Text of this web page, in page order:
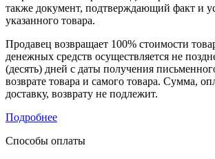
также документ, подтверждающий факт и
указанного товара.
Продавец возвращает 100% стоимости
денежных средств осуществляется не
(десять) дней с даты получения
возврате товара и самого товара. Сумма,
доставку, возврату не подлежит.
Подробнее
Способы оплаты